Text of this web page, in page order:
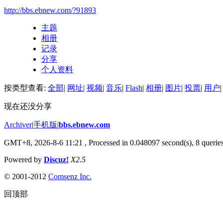
http://bbs.ebnew.com/?91893
主题
相册
记录
分享
个人资料
按类型查看: 全部| 网址| 视频| 音乐| Flash| 相册| 图片| 投票| 用户|
现在还没分享
Archiver|手机版|bbs.ebnew.com
GMT+8, 2026-8-6 11:21 , Processed in 0.048097 second(s), 8
Powered by Discuz! X2.5
© 2001-2012 Comsenz Inc.
回顶部